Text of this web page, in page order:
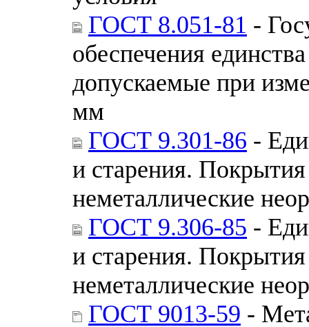
ГОСТ 8.051-81 -
обеспечения
допускаемые при
мм
ГОСТ 9.301-86 -
и старения.
неметаллические
ГОСТ 9.306-85 -
и старения.
неметаллические
ГОСТ 9013-59 -